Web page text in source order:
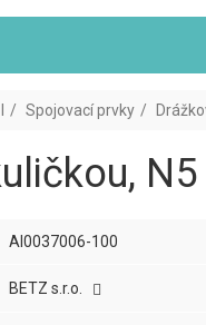
Spojovací prvky
AI0037006-100
BETZ s.r.o.